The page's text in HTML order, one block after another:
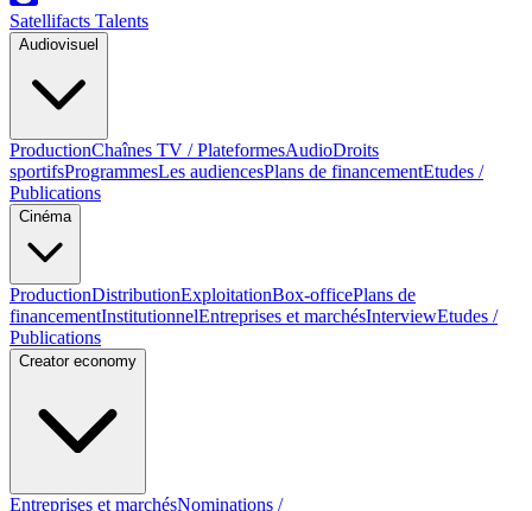
Satellifacts Talents
Audiovisuel
ProductionChaînes TV / PlateformesAudioDroits
sportifsProgrammesLes audiencesPlans de financementEtudes /
Publications
Cinéma
ProductionDistributionExploitationBox-officePlans de
financementInstitutionnelEntreprises et marchésInterviewEtudes /
Publications
Creator economy
Entreprises et marchésNominations /